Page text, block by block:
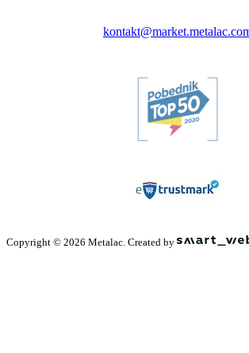
Copyright © 2026 Metalac. Created by